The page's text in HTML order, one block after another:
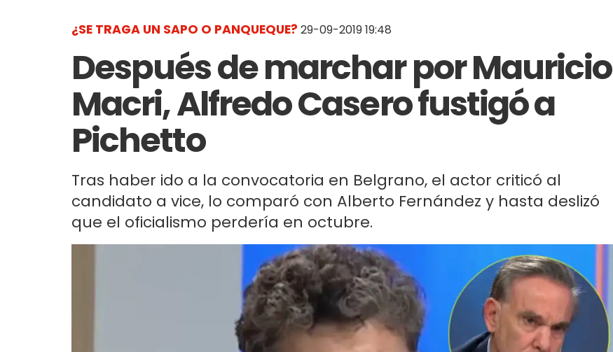
¿SE TRAGA UN SAPO O PANQUEQUE? 29-09-2019 19:48
Después de marchar por Mauricio
Macri, Alfredo Casero fustigó a
Pichetto
Tras haber ido a la convocatoria en Belgrano, el actor criticó al
candidato a vice, lo comparó con Alberto Fernández y hasta deslizó
que el oficialismo perdería en octubre.